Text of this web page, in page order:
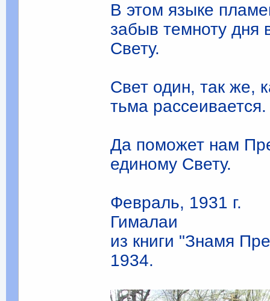
В этом языке
забыв темноту дня
Свету.
Свет один, так же,
тьма рассеивается.
Да поможет нам
еди­ному Свету.
Февраль, 1931 г.
Гималаи
из книги "Знамя
1934.